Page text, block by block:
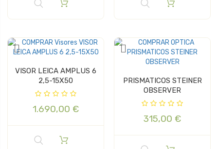
VISOR LEICA AMPLUS 6
2,5-15X50
1.690,00 €
PRISMATICOS STEINER
OBSERVER
315,00 €